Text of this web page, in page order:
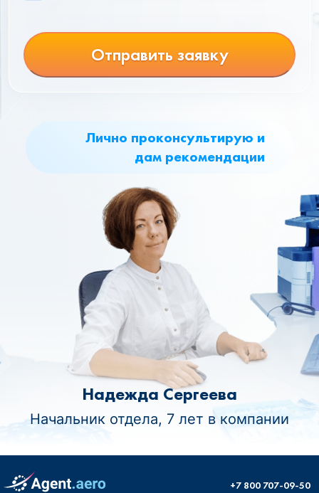
Лично проконсультирую и
дам рекомендации
Надежда Сергеева
Начальник отдела, 7 лет в компании
Отправить заявку
+7 800 707-09-50